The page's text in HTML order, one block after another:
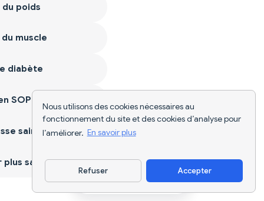
Nous utilisons des cookies nécessaires au
fonctionnement du site et des cookies d’analyse pour
l’améliorer. En savoir plus
Refuser Accepter
Télécharger l'appli
poids
muscle
diabète
SOPK
saine
sain